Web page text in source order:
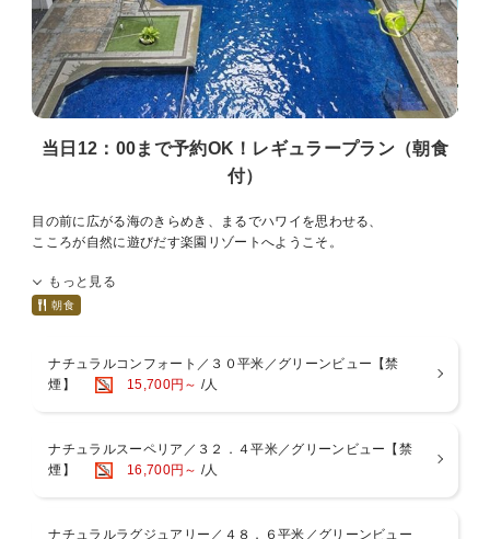
当日12：00まで予約OK！レギュラープラン（朝食
付）
目の前に広がる海のきらめき、まるでハワイを思わせる、
こころが自然に遊びだす楽園リゾートへようこそ。
当日12:00まで予約可能の基本朝食付きプラン
ルーツと種類豊富な和洋バイキングを心ゆくまでお楽しみください。
もございます。
２つのレストランからお選びいただけます。
もっと見る
朝食
ナチュラルコンフォート／３０平米／グリーンビュー【禁
煙】
15,700円～ /人
ナチュラルスーペリア／３２．４平米／グリーンビュー【禁
煙】
16,700円～ /人
ナチュラルラグジュアリー／４８．６平米／グリーンビュー